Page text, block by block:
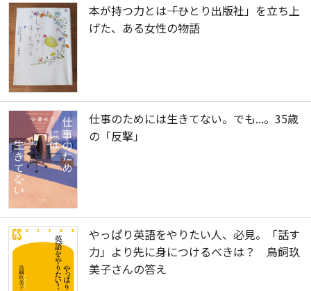
本が持つ力とは――「ひとり出版社」を立ち上
げた、ある女性の物語
仕事のためには生きてない。でも...。35歳
の「反撃」
やっぱり英語をやりたい人、必見。「話す
力」より先に身につけるべきは？ 鳥飼玖
美子さんの答え